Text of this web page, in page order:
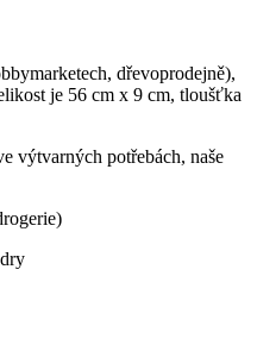
dřevoprodejně),
je 56 cm x 9 cm, tloušťka
výtvarných potřebách, naše